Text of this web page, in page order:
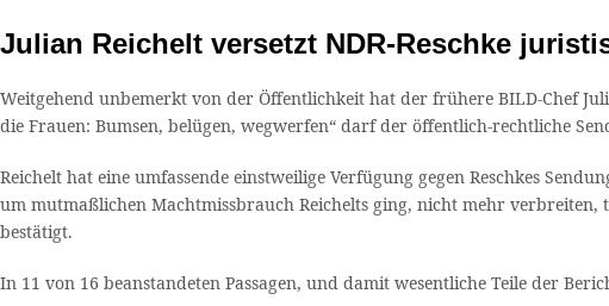
Julian Reichelt versetzt NDR-Reschke
Weitgehend unbemerkt von der Öffentlichkeit hat der frühere BILD-Chef
die Frauen: Bumsen, belügen, wegwerfen“ darf der öffentlich-rechtliche
Reichelt hat eine umfassende einstweilige Verfügung gegen Reschkes
um mutmaßlichen Machtmissbrauch Reichelts ging, nicht mehr verbreiten,
bestätigt.
In 11 von 16 beanstandeten Passagen, und damit wesentliche Teile der